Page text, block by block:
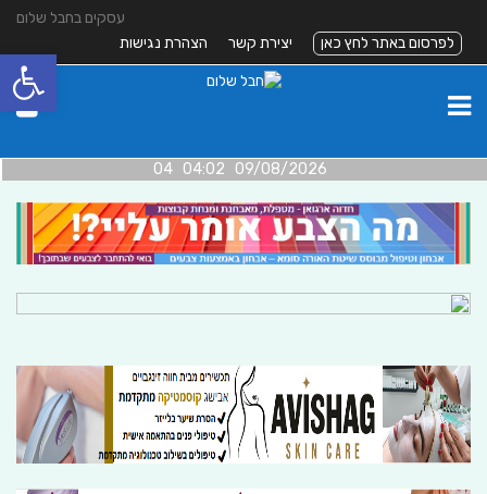
עסקים בחבל שלום
לפרסום באתר לחץ כאן
יצירת קשר הצהרת נגישות
09/08/2026 04:02 04
פתח